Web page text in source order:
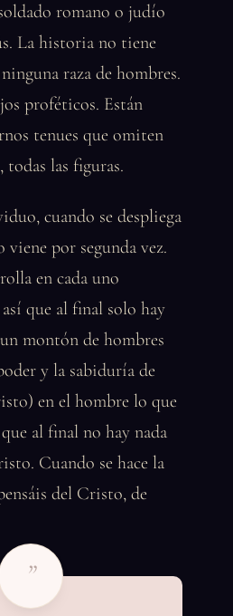
romano o judío
La historia no tiene
raza de hombres.
proféticos. Están
tenues que omiten
todas las figuras.
cuando se despliega
por segunda vez.
en cada uno
que al final solo hay
un montón de hombres
y la sabiduría de
en el hombre lo que
al final no hay nada
Cuando se hace la
del Cristo, de
”